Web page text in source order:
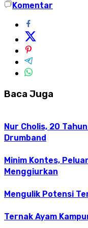
Komentar
Baca Juga
Nur Cholis, 20
Drumband
Minim Kontes,
Menggiurkan
Mengulik Potensi
Ternak Ayam